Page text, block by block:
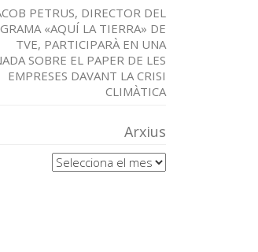
PETRUS, DIRECTOR DEL
«AQUÍ LA TIERRA» DE
TVE, PARTICIPARÀ EN UNA
SOBRE EL PAPER DE LES
EMPRESES DAVANT LA CRISI
CLIMÀTICA
Arxius
Arxius